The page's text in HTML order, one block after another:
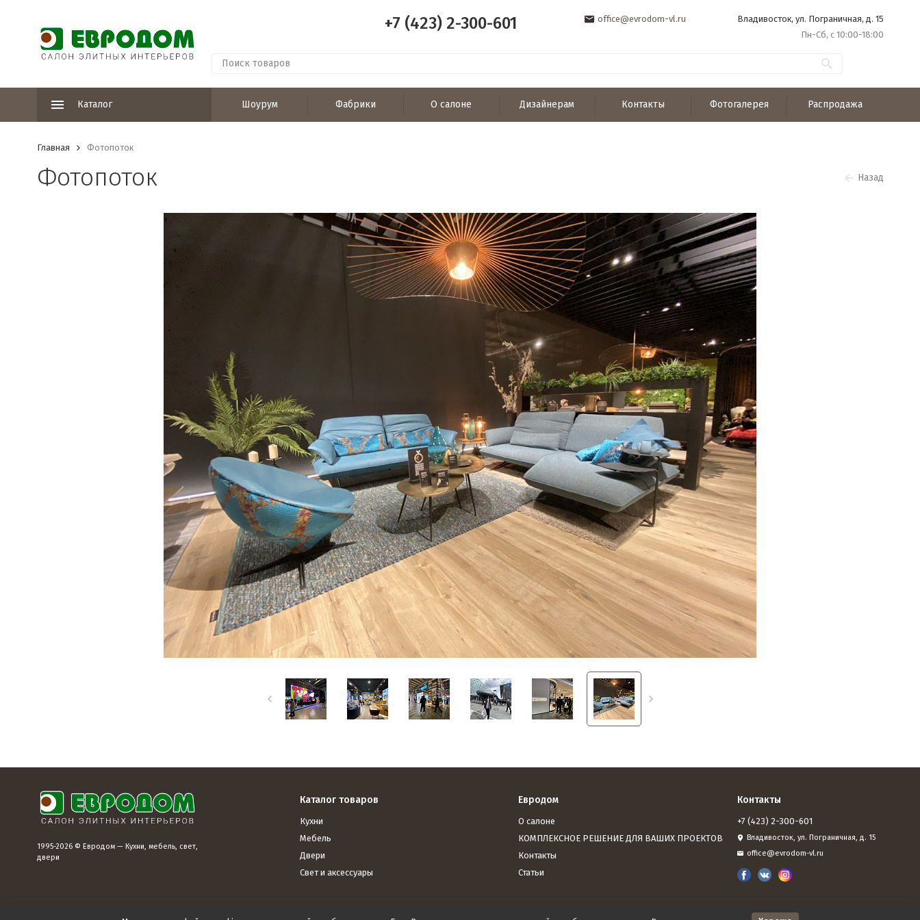
+7 (423) 2-300-601 office@evrodom-vl.ru
Владивосток, ул. Пограничная, д. 15
Пн-Сб, с 10:00-18:00
Каталог Шоурум Фабрики О салоне Дизайнерам Контакты Фотогалерея Распродажа
Главная Фотопоток
Фотопоток Назад
1995-2026 © Евродом — Кухни, мебель, свет,
двери
Каталог товаров
Кухни
Мебель
Двери
Свет и аксессуары
Евродом
О салоне
КОМПЛЕКСНОЕ РЕШЕНИЕ ДЛЯ ВАШИХ ПРОЕКТОВ
Контакты
Статьи
Контакты
+7 (423) 2-300-601
Владивосток, ул. Пограничная, д. 15
office@evrodom-vl.ru